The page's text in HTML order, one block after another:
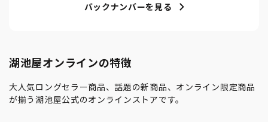
バックナンバーを見る
湖池屋オンラインの特徴
大人気ロングセラー商品、話題の新商品、オンライン限定商品
が揃う湖池屋公式のオンラインストアです。